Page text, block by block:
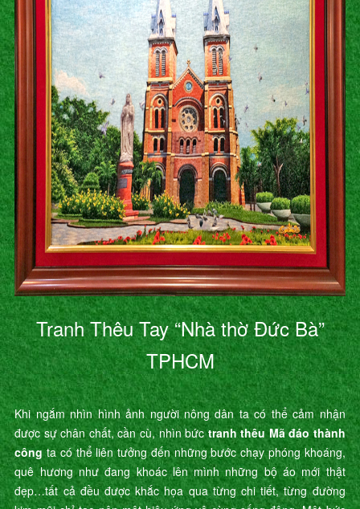
Tranh Thêu Tay “Nhà thờ Đức Bà”
TPHCM
Khi ngắm nhìn hình ảnh người nông dân ta có thể cảm nhận
được sự chân chất, cần cù, nhìn bứctranh thêu Mã đáo thành
công ta có thể liên tưởng đến những bước chạy phóng khoáng,
quê hương như đang khoác lên mình những bộ áo mới thật
đẹp…tất cả đều được khắc họa qua từng chi tiết, từng đường